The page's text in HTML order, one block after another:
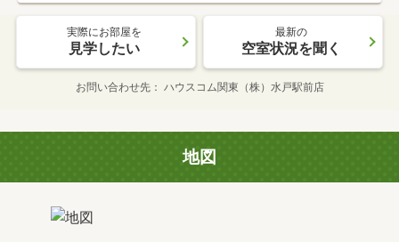
実際にお部屋を
見学したい
最新の
空室状況を聞く
お問い合わせ先 ハウスコム関東（株）水戸駅前店
地図